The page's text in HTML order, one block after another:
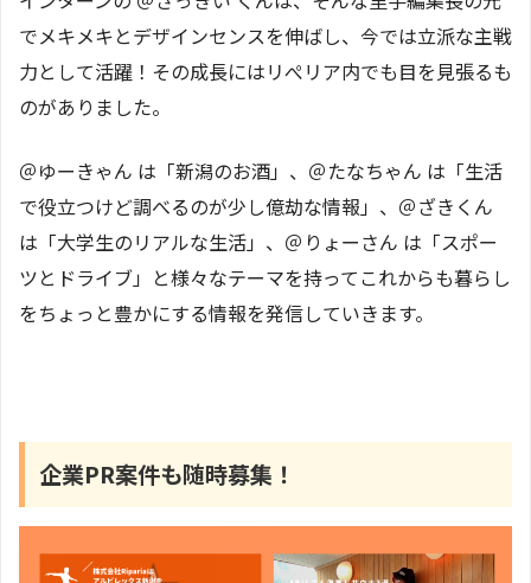
でメキメキとデザインセンスを伸ばし、今では立派な主戦
力として活躍！その成長にはリぺリア内でも目を見張るも
のがありました。
＠ゆーきゃん は「新潟のお酒」、＠たなちゃん は「生活
で役立つけど調べるのが少し億劫な情報」、＠ざきくん
は「大学生のリアルな生活」、＠りょーさん は「スポー
ツとドライブ」と様々なテーマを持ってこれからも暮らし
をちょっと豊かにする情報を発信していきます。
企業PR案件も随時募集！